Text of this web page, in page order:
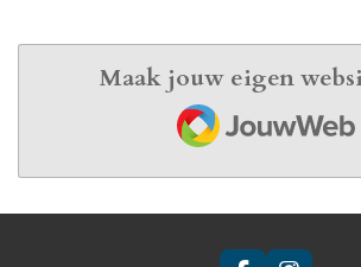
Maak jouw eigen
JouwWeb